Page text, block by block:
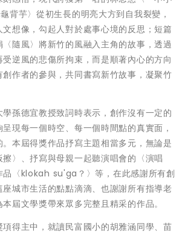
背芋〉從初生長的明亮大方到自我裂變，
想像，勾起人對於處事心境的反思；短篇
隨風〉將新竹的風融入主角的故事，透過
逆風的悲傷所拘束，而是順著內心的方向
作者的參與，共同書寫新竹故事，凝聚竹
孫德宜教授致詞時表示，創作沒有一定的
現每一個時空、每一個時間點的真實面，
本屆得獎作品抒寫主題相當多元，無論是
〉、抒寫與母親一起聽演唱會的〈演唱
品〈klokah su'ga？〉等，在此感謝所有創
城市生活的點點滴滴、也謝謝所有指導老
屆文學獎帶來眾多完整且精采的作品。
得主中，就讀民富國小的胡雅涵同學、苗